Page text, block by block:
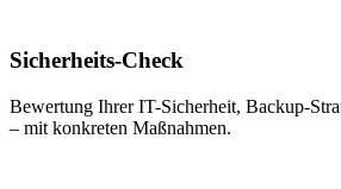
Sicherheits-Check
Bewertung Ihrer IT-Sicherheit, Backup-
– mit konkreten Maßnahmen.